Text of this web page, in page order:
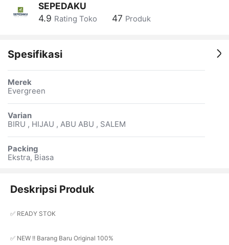
SEPEDAKU
4.9 Rating Toko 47 Produk
Spesifikasi
Merek
Evergreen
Varian
BIRU , HIJAU , ABU ABU , SALEM
Packing
Ekstra, Biasa
Deskripsi Produk
✅ READY STOK
✅ NEW !! Barang Baru Original 100%